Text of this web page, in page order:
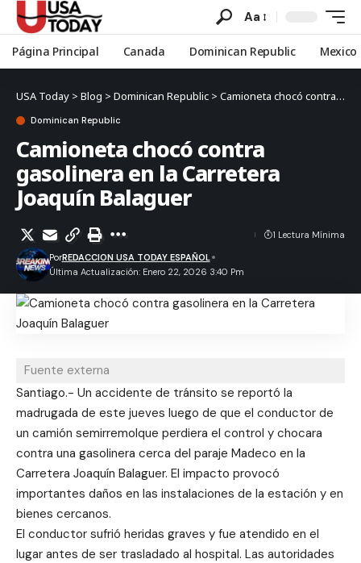
Aa
Página Principal Canada Dominican Republic Mexico
USA Today > Blog > Dominican Republic > Camioneta chocó contra gasolinera en la Carretera Joaquín Balaguer
Dominican Republic
Camioneta chocó contra
gasolinera en la Carretera
Joaquín Balaguer
Última Actualización: Enero 22, 2026 3:40 Pm
PorREDACCION USA TODAY ESPAÑOL
1 Lectura Mínima
Fuente externa
Santiago.- Un accidente de tránsito se reportó la
madrugada de este jueves luego de que el conductor de
un camión semirremolque perdiera el control y chocara
contra una gasolinera cerca del paraje Madeco en la
Carretera Joaquín Balaguer. El impacto provocó
importantes daños en las instalaciones de la estación y en
bienes cercanos.
El conductor sufrió heridas graves y fue atendido en el
lugar antes de ser trasladado al hospital. Las autoridades